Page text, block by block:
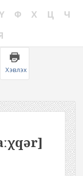
Ф Х Ц
Ч
Хэвлэх